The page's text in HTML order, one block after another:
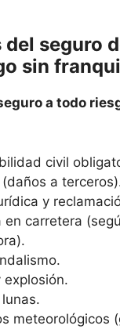
seguro
sin
a todo
civil
a
y
en carretera
explosión.
meteorológicos